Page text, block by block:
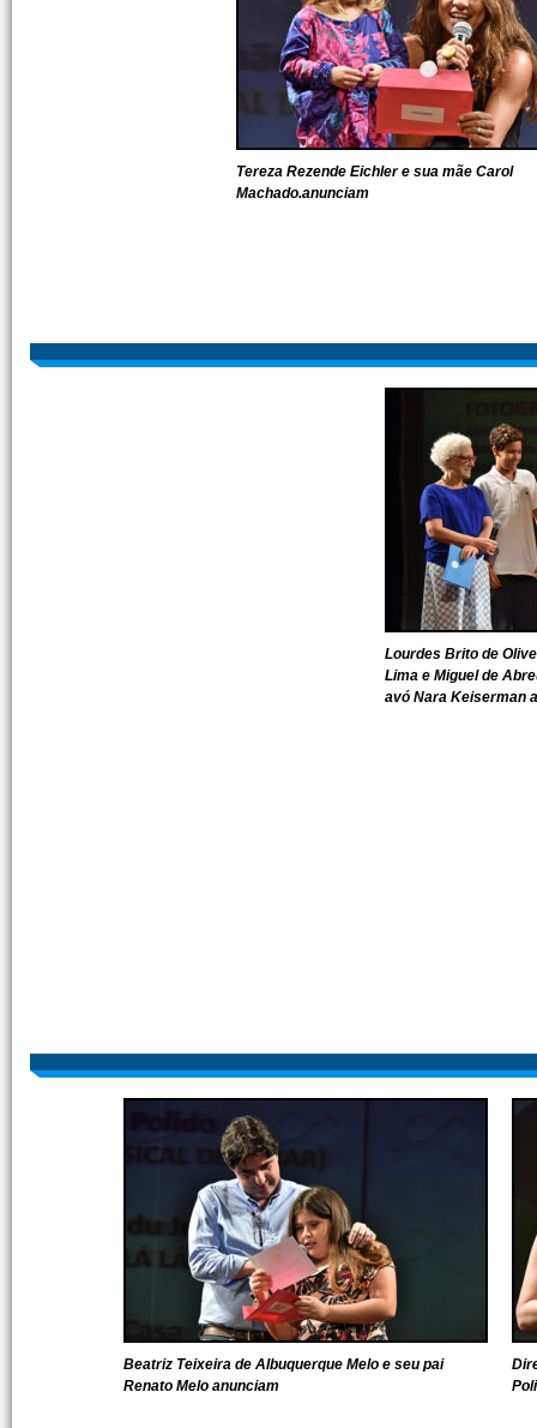
Tereza Rezende Eichler e sua mãe Carol
Machado.anunciam
Lourdes Brito de
Lima e Miguel de
avó Nara Keiserman
Beatriz Teixeira de Albuquerque Melo e seu pai
Renato Melo anunciam